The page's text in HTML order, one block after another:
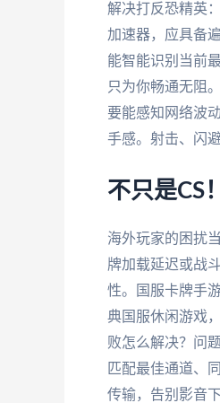
解决打反恐精英
加速器，应具备
能智能识别当前
只为你畅通无阻
要能感知网络波
手感。射击、闪
不只是CS
海外玩家的困扰
牌加载延迟或战
性。国服卡牌手
典国服休闲游戏
败怎么解决？问
匹配最佳通道、
传输，告别影音